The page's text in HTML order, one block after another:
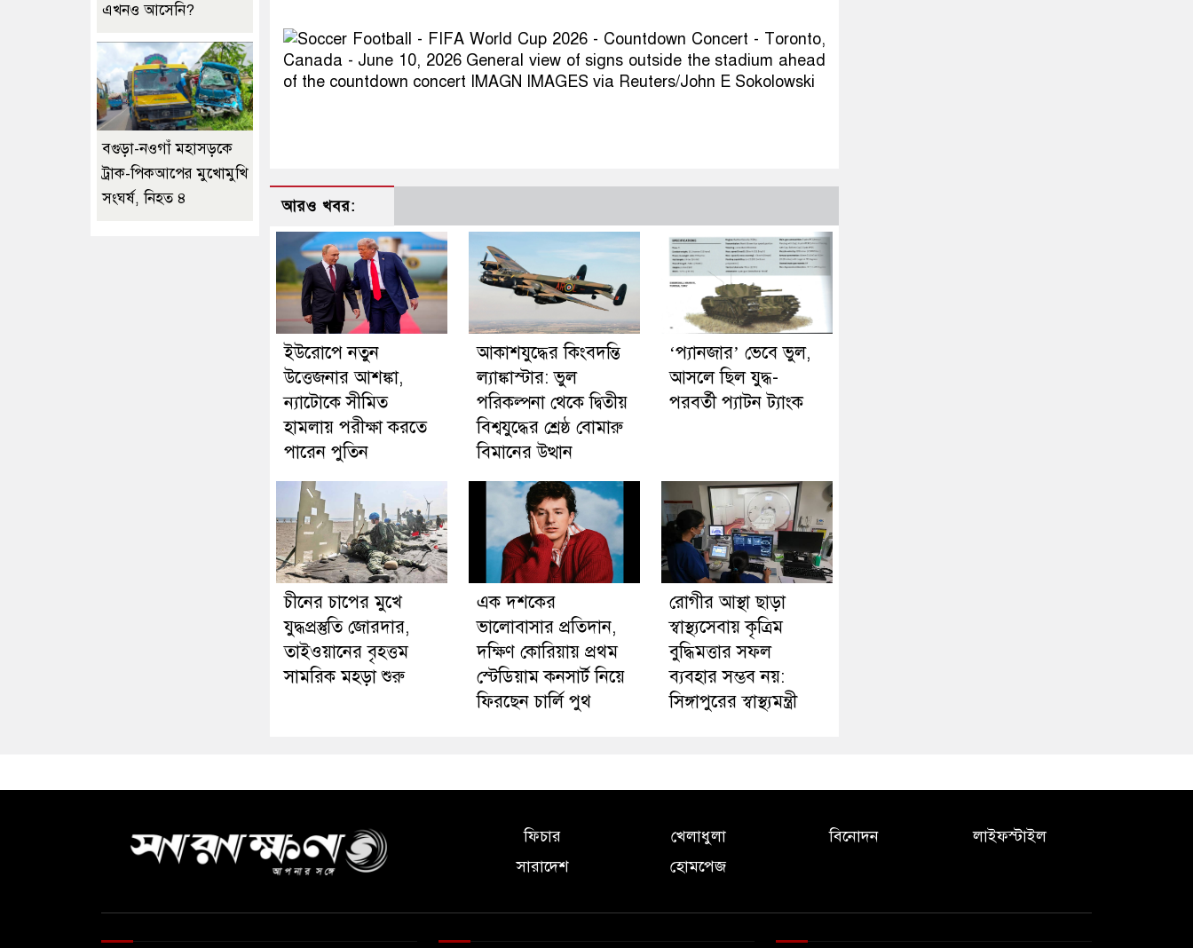
আরও খবর:
ইউরোপে নতুন
উত্তেজনার আশঙ্কা,
ন্যাটোকে সীমিত
হামলায় পরীক্ষা করতে
পারেন পুতিন
আকাশযুদ্ধের কিংবদন্তি
ল্যাঙ্কাস্টার: ভুল
পরিকল্পনা থেকে দ্বিতীয়
বিশ্বযুদ্ধের শ্রেষ্ঠ বোমারু
বিমানের উত্থান
‘প্যানজার’ ভেবে ভুল,
আসলে ছিল যুদ্ধ-
পরবর্তী প্যাটন ট্যাংক
চীনের চাপের মুখে
যুদ্ধপ্রস্তুতি জোরদার,
তাইওয়ানের বৃহত্তম
সামরিক মহড়া শুরু
এক দশকের
ভালোবাসার প্রতিদান,
দক্ষিণ কোরিয়ায় প্রথম
স্টেডিয়াম কনসার্ট নিয়ে
ফিরছেন চার্লি পুথ
রোগীর আস্থা ছাড়া
স্বাস্থ্যসেবায় কৃত্রিম
বুদ্ধিমত্তার সফল
ব্যবহার সম্ভব নয়:
সিঙ্গাপুরের স্বাস্থ্যমন্ত্রী
এখনও আসেনি?
বগুড়া-নওগাঁ মহাসড়কে
ট্রাক-পিকআপের মুখোমুখি
সংঘর্ষ, নিহত ৪
ফিচার খেলাধুলা বিনোদন
লাইফস্টাইল
সারাদেশ
হোমপেজ